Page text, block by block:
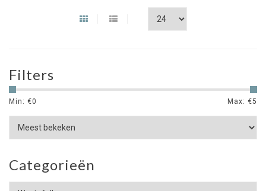
Filters
Min: €0 Max: €5
Categorieën